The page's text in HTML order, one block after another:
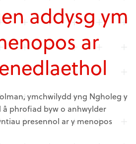
addysg ym
ar
ymchwilydd yng Ngholeg y
â phrofiad byw o anhwylder
presennol ar y menopos